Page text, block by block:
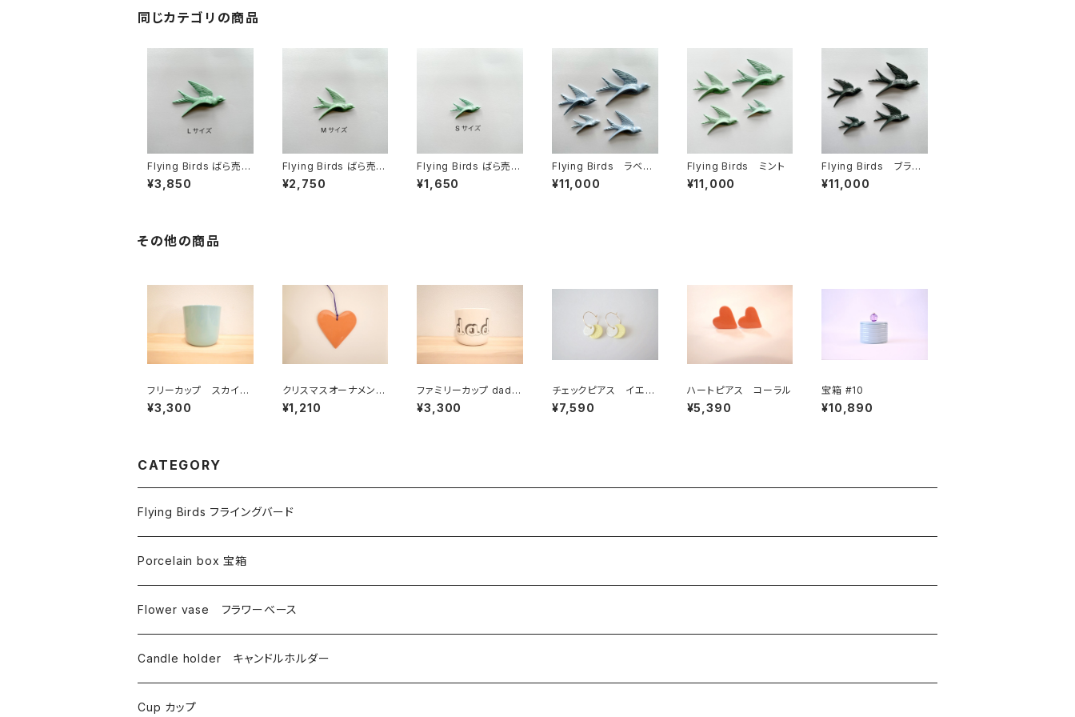
同じカテゴリの商品
Flying Birds ばら売り
Lサイズ
¥3,850
Flying Birds ばら売り
Mサイズ
¥2,750
Flying Birds ばら売り
Sサイズ
¥1,650
Flying Birds ラベン
ダー
¥11,000
Flying Birds ミント
¥11,000
Flying Birds ブラッ
ク/ペトローリアム
¥11,000
その他の商品
フリーカップ スカイブ
ルー
¥3,300
クリスマスオーナメン
ト ハート
¥1,210
ファミリーカップ dad /
おとうさん
¥3,300
チェックピアス イエロ
ー＋ホワイト
¥7,590
ハートピアス コーラル
¥5,390
宝箱 #10
¥10,890
CATEGORY
Flying Birds フライングバード
Porcelain box 宝箱
Flower vase フラワーベース
Candle holder キャンドルホルダー
Cup カップ